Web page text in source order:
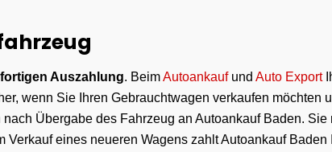
Auszahlung. BeimAutoankaufund Auto Export
wenn Sie Ihren Gebrauchtwagen verkaufen möchten
Übergabe des Fahrzeug an Autoankauf Baden. Sie
eines neueren Wagens zahlt Autoankauf